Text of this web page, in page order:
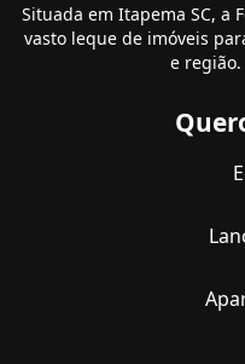
Situada em Itapema SC, a
vasto leque de imóveis
e